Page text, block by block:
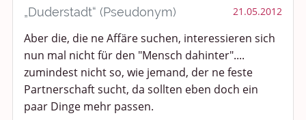
„Duderstadt“ (Pseudonym) 21.05.2012
Aber die, die ne Affäre suchen, interessieren sich
nun mal nicht für den "Mensch dahinter"....
zumindest nicht so, wie jemand, der ne feste
Partnerschaft sucht, da sollten eben doch ein
paar Dinge mehr passen.